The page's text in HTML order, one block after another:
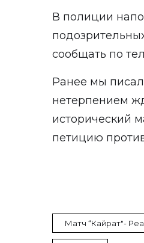
В полиции
сообщать по
Ранее мы
нетерпением
исторический
петицию
Матч “Кайрат"-